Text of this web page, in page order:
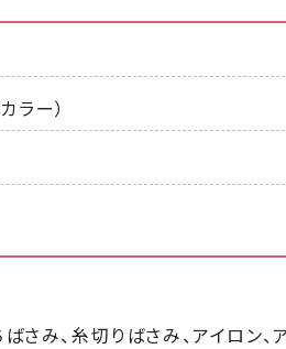
ラー）
さみ、糸切りばさみ、アイロン、